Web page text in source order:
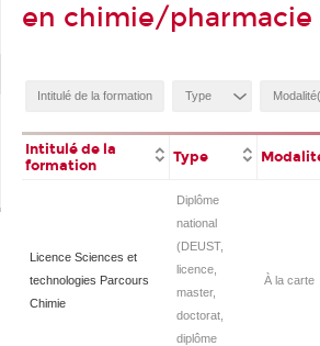
en chimie/pharmacie
Intitulé de la
formation
Type
Licence Sciences et
technologies Parcours
Chimie
Diplôme
national
(DEUST,
licence,
master,
doctorat,
diplôme
À la carte